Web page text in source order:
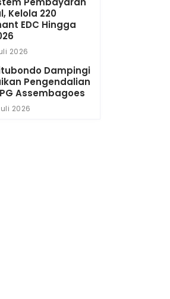
Kelola 220
EDC Hingga
2026
Dampingi
Pengendalian
Assembagoes
2026